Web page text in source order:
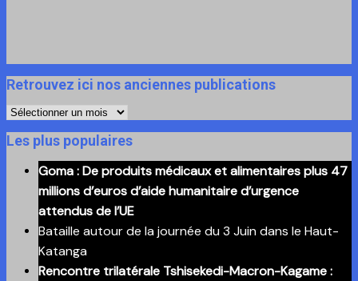
Retrouvez ici nos anciennes publications
Retrouvez
ici
anciennes
publications
Les plus populaires
Goma : De produits médicaux et alimentaires plus 47
millions d’euros d’aide humanitaire d’urgence
attendus de l’UE
Bataille autour de la journée du 3 Juin dans le Haut-
Katanga
Rencontre trilatérale Tshisekedi-Macron-Kagame :